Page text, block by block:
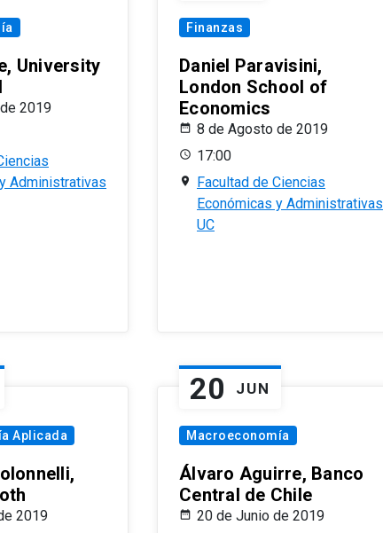
University
2019
Administrativas
Finanzas
Daniel Paravisini,
London School of
Economics
8 de Agosto de 2019
17:00
Facultad de Ciencias
Económicas y Administrativas
UC
Aplicada
2019
20 JUN
Macroeconomía
Álvaro Aguirre, Banco
Central de Chile
20 de Junio de 2019